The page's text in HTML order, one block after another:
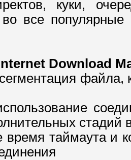
куки,
во все
Download
файла,
стадий
время таймаута и